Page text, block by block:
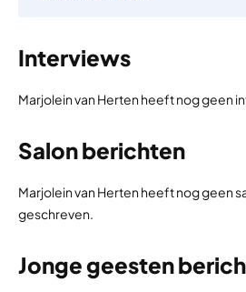
Interviews
Marjolein van Herten heeft nog geen
Salon berichten
Marjolein van Herten heeft nog geen
geschreven.
Jonge geesten